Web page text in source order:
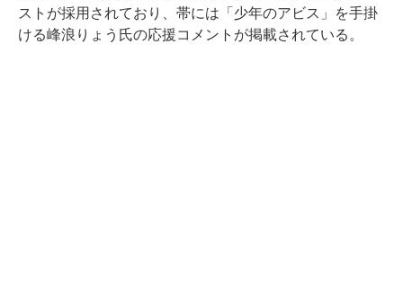
ストが採用されており、帯には「少年のアビス」を手掛
ける峰浪りょう氏の応援コメントが掲載されている。